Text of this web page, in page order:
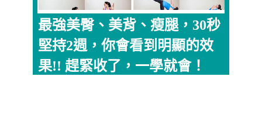
最強美臀、美背、瘦腿，30秒
堅持2週，你會看到明顯的效
果!! 趕緊收了，一學就會！